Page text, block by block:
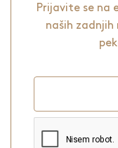
Prijavite se na
naših